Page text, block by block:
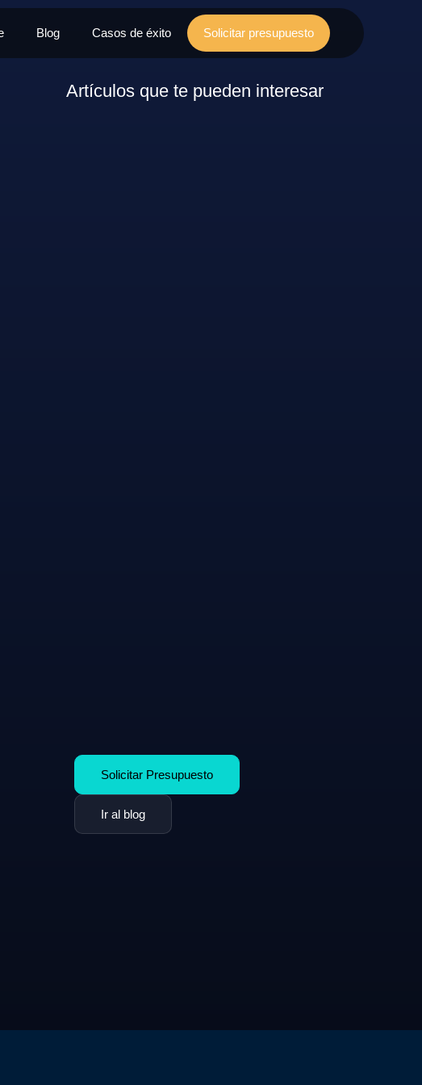
Blog Casos de éxito Solicitar presupuesto
Artículos que te pueden interesar
Solicitar Presupuesto
Ir al blog